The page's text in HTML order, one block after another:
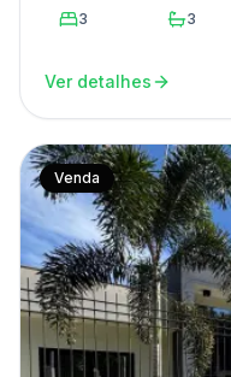
3 3
Ver detalhes
Venda